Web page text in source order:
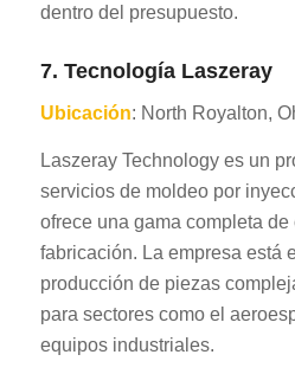
dentro del presupuesto.
7. Tecnología Laszeray
Ubicación: North Royalton,
Laszeray Technology es un
servicios de moldeo por
ofrece una gama completa
fabricación. La empresa está
producción de piezas
para sectores como el
equipos industriales.